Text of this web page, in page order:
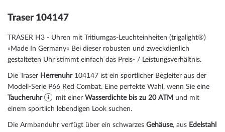
Traser 104147
TRASER H3 - Uhren mit Tritiumgas-Leuchteinheiten (trigalight®)
»Made In Germany« Bei dieser robusten und zweckdienlich
gestalteten Uhr stimmt einfach das Preis- / Leistungsverhältnis.
Die Traser Herrenuhr104147 ist ein sportlicher Begleiter aus der
Modell-Serie P66 Red Combat. Eine perfekte Wahl, wenn Sie eine
Taucheruhr
mit einer Wasserdichte bis zu 20 ATM und mit
einem sportlich lebendigen Look suchen.
Die Armbanduhr verfügt über ein schwarzes Gehäuse, aus Edelstahl